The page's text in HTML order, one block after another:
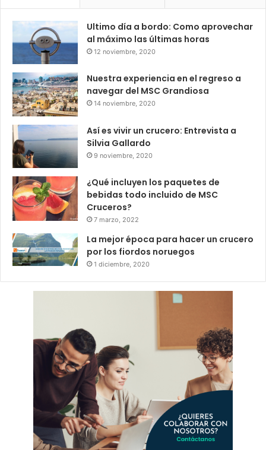
Ultimo día a bordo: Como aprovechar
al máximo las últimas horas
12 noviembre, 2020
Nuestra experiencia en el regreso a
navegar del MSC Grandiosa
14 noviembre, 2020
Así es vivir un crucero: Entrevista a
Silvia Gallardo
9 noviembre, 2020
¿Qué incluyen los paquetes de
bebidas todo incluido de MSC
Cruceros?
7 marzo, 2022
La mejor época para hacer un crucero
por los fiordos noruegos
1 diciembre, 2020